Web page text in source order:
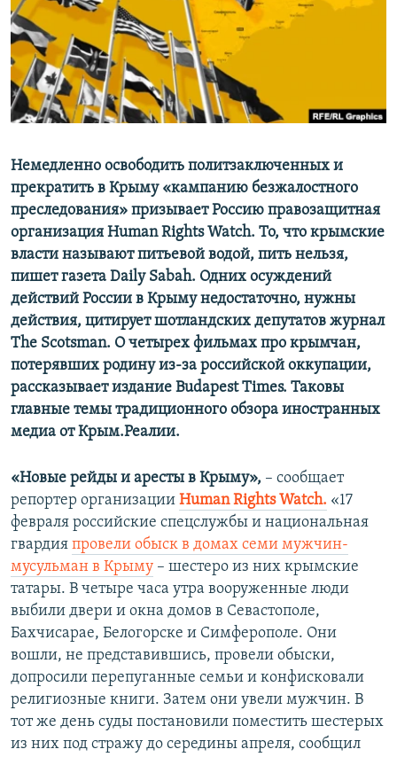
ПОБЕДИТЕЛЕЙ НЕ СУДЯТ?
КРЫМ.НЕПОКОРЕННЫЙ
ELIFBE
УКРАИНСКАЯ ПРОБЛЕМА КРЫМА
ПРИСОЕДИНЯЙТЕСЬ!
Немедленно освободить политзаключенных и
прекратить в Крыму «кампанию безжалостного
преследования» призывает Россию правозащитная
организация Human Rights Watch. То, что крымские
власти называют питьевой водой, пить нельзя,
пишет газета Daily Sabah. Одних осуждений
действий России в Крыму недостаточно, нужны
действия, цитирует шотландских депутатов журнал
The Scotsman. О четырех фильмах про крымчан,
потерявших родину из-за российской оккупации,
рассказывает издание Вudapest Тimes. Таковы
главные темы традиционного обзора иностранных
медиа от Крым.Реалии.
«Новые рейды и аресты в Крыму», – сообщает
репортер организации Human Rights Watch. «17
февраля российские спецслужбы и национальная
гвардия провели обыск в домах семи мужчин-
мусульман в Крыму – шестеро из них крымские
татары. В четыре часа утра вооруженные люди
выбили двери и окна домов в Севастополе,
Бахчисарае, Белогорске и Симферополе. Они
вошли, не представившись, провели обыски,
допросили перепуганные семьи и конфисковали
религиозные книги. Затем они увели мужчин. В
тот же день суды постановили поместить шестерых
из них под стражу до середины апреля, сообщил